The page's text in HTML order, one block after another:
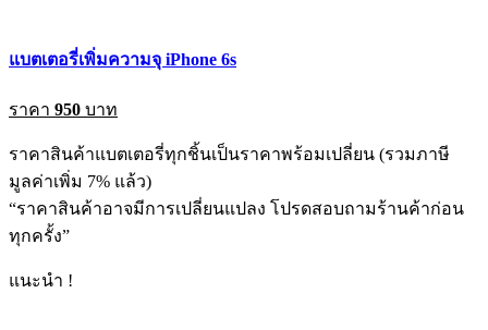
แบตเตอรี่เพิ่มความจุ iPhone 6s
ราคา 950 บาท
ราคาสินค้าแบตเตอรี่ทุกชิ้นเป็นราคาพร้อมเปลี่ยน (รวมภาษี
มูลค่าเพิ่ม 7% แล้ว)
“ราคาสินค้าอาจมีการเปลี่ยนแปลง โปรดสอบถามร้านค้าก่อน
ทุกครั้ง”
แนะนำ !